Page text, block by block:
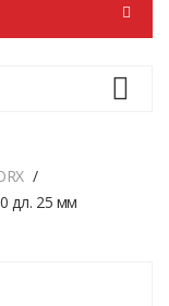
дл. 25 мм